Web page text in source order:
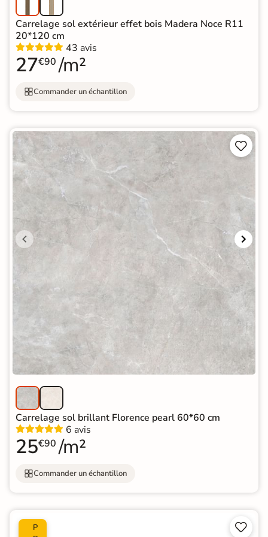
Carrelage sol extérieur effet bois Madera Noce R11
20*120 cm
43 avis
27€90 /m²
Commander un échantillon


Carrelage sol brillant Florence pearl 60*60 cm
6 avis
25€90 /m²
Commander un échantillon
P

